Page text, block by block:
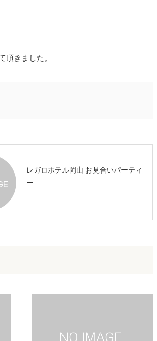
頂きました。
レガロホテル岡山 お見合いパーティ
ー